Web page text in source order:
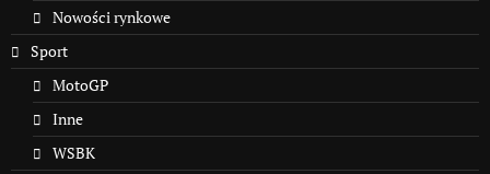
Nowości rynkowe
Sport
MotoGP
Inne
WSBK